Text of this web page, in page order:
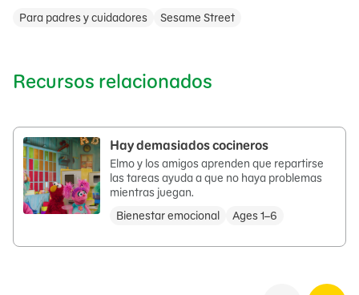
Para padres y cuidadores Sesame Street
Recursos relacionados
Hay demasiados cocineros
Elmo y los amigos aprenden que repartirse
las tareas ayuda a que no haya problemas
mientras juegan.
Bienestar emocional
Ages 1–6